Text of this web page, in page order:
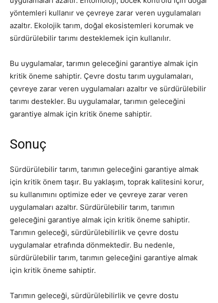
yöntemleri kullanır ve çevreye zarar veren uygulamaları
azaltır. Ekolojik tarım, doğal ekosistemleri korumak ve
sürdürülebilir tarımı desteklemek için kullanılır.
Bu uygulamalar, tarımın geleceğini garantiye almak için
kritik öneme sahiptir. Çevre dostu tarım uygulamaları,
çevreye zarar veren uygulamaları azaltır ve sürdürülebilir
tarımı destekler. Bu uygulamalar, tarımın geleceğini
garantiye almak için kritik öneme sahiptir.
Sonuç
Sürdürülebilir tarım, tarımın geleceğini garantiye almak
için kritik önem taşır. Bu yaklaşım, toprak kalitesini korur,
su kullanımını optimize eder ve çevreye zarar veren
uygulamaları azaltır. Sürdürülebilir tarım, tarımın
geleceğini garantiye almak için kritik öneme sahiptir.
Tarımın geleceği, sürdürülebilirlik ve çevre dostu
uygulamalar etrafında dönmektedir. Bu nedenle,
sürdürülebilir tarım, tarımın geleceğini garantiye almak
için kritik öneme sahiptir.
Tarımın geleceği, sürdürülebilirlik ve çevre dostu